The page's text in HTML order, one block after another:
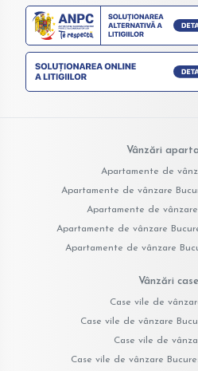
Vânzări
Apartamente de
Apartamente de vânzare
Apartamente de
Apartamente de vânzare
Apartamente de vânzare
Vânzări
Case vile de
Case vile de vânzare
Case vile de
Case vile de vânzare